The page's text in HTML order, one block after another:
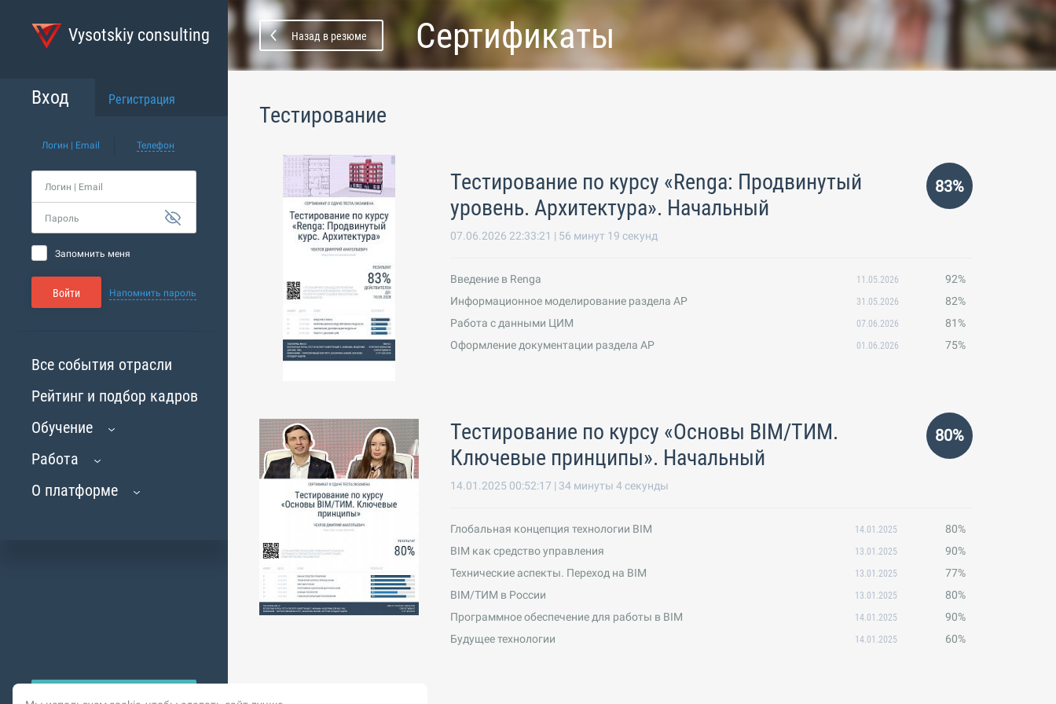
Vysotskiy consulting
Вход Регистрация
Логин | Email Телефон
Логин | Email
Пароль
Запомнить меня
Войти Напомнить пароль
Все события отрасли
Рейтинг и подбор кадров
Обучение
Работа
О платформе
Назад в резюме Сертификаты
Тестирование
Тестирование по курсу «Renga: Продвинутый
уровень. Архитектура». Начальный
83%
07.06.2026 22:33:21 | 56 минут 19 секунд
Введение в Renga 11.05.2026
92%
Информационное моделирование раздела АР
31.05.2026
82%
Работа с данными ЦИМ
07.06.2026
81%
Оформление документации раздела АР
01.06.2026 75%
Тестирование по курсу «Основы BIM/ТИМ.
Ключевые принципы». Начальный
80%
14.01.2025 00:52:17 | 34 минуты 4 секунды
Глобальная концепция технологии BIM 14.01.2025
80%
BIM как средство управления
13.01.2025
90%
Технические аспекты. Переход на BIM
13.01.2025
77%
BIM/ТИМ в России
13.01.2025
80%
Программное обеспечение для работы в BIM
14.01.2025
90%
Будущее технологии
14.01.2025 60%